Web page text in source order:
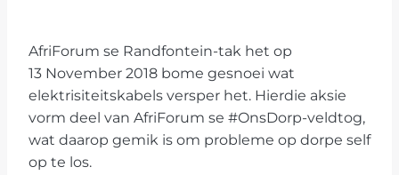
AfriForum se Randfontein-tak het op
13 November 2018 bome gesnoei wat
elektrisiteits­kabels versper het. Hierdie aksie
vorm deel van AfriForum se #OnsDorp-veldtog,
wat daarop gemik is om probleme op dorpe self
op te los.